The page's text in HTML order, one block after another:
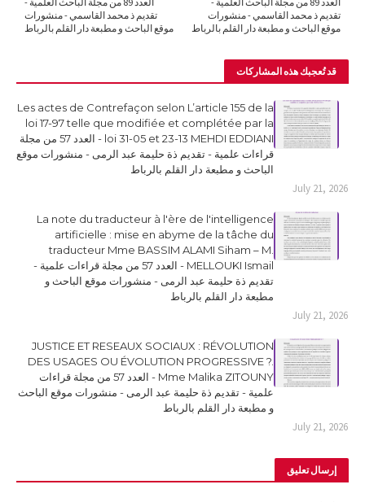
تقديم ذ محمد القاسمي - منشورات
موقع الباحث و مطبعة دار القلم بالرباط
تقديم ذ محمد القاسمي - منشورات
موقع الباحث و مطبعة دار القلم بالرباط
قد تُعجبك هذه المشاركات
Les actes de Contrefaçon selon L’article 155 de la
loi 17-97 telle que modifiée et complétée par la
loi 31-05 et 23-13 MEHDI EDDIANI - العدد 57 من مجلة
قراءات علمية - تقديم ذة حليمة عبد الرمى - منشورات موقع
الباحث و مطبعة دار القلم بالرباط
July 21, 2026
La note du traducteur à l'ère de l'intelligence
artificielle : mise en abyme de la tâche du
traducteur Mme BASSIM ALAMI Siham – M.
MELLOUKI Ismail - العدد 57 من مجلة قراءات علمية -
تقديم ذة حليمة عبد الرمى - منشورات موقع الباحث و
مطبعة دار القلم بالرباط
July 21, 2026
JUSTICE ET RESEAUX SOCIAUX : RÉVOLUTION
DES USAGES OU ÉVOLUTION PROGRESSIVE ?.
Mme Malika ZITOUNY - العدد 57 من مجلة قراءات
علمية - تقديم ذة حليمة عبد الرمى - منشورات موقع الباحث
و مطبعة دار القلم بالرباط
July 21, 2026
إرسال تعليق